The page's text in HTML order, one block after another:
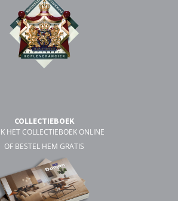
COLLECTIEBOEK
HET COLLECTIEBOEK ONLINE
OF BESTEL HEM GRATIS